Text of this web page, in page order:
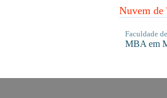
Nuvem de
Faculdade
MBA em